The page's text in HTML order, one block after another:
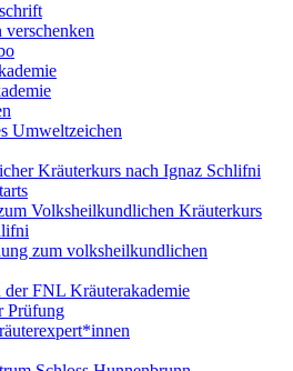
verschenken
Umweltzeichen
Kräuterkurs nach Ignaz Schlifni
Volksheilkundlichen Kräuterkurs
zum volksheilkundlichen
FNL Kräuterakademie
Prüfung